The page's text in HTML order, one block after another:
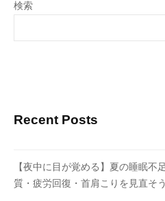
検索
Recent Posts
【夜中に目が覚める】夏の睡眠不
質・疲労回復・首肩こりを見直そう